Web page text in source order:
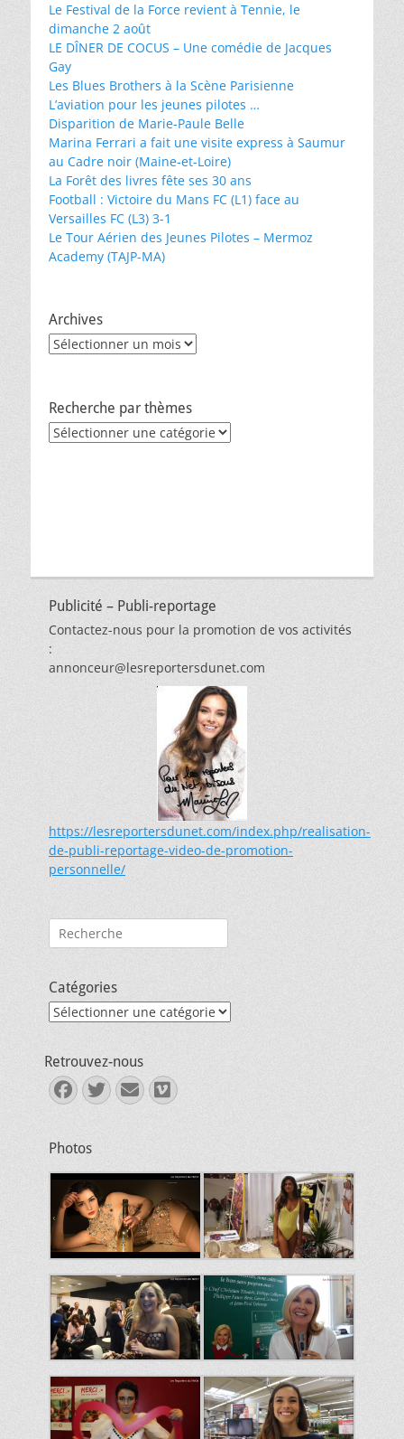
Le Festival de la Force revient à Tennie, le
dimanche 2 août
LE DÎNER DE COCUS – Une comédie de Jacques
Gay
Les Blues Brothers à la Scène Parisienne
L’aviation pour les jeunes pilotes …
Disparition de Marie-Paule Belle
Marina Ferrari a fait une visite express à Saumur
au Cadre noir (Maine-et-Loire)
La Forêt des livres fête ses 30 ans
Football : Victoire du Mans FC (L1) face au
Versailles FC (L3) 3-1
Le Tour Aérien des Jeunes Pilotes – Mermoz
Academy (TAJP-MA)
Archives
Archives
Recherche par thèmes
Recherche
Publicité – Publi-reportage
Contactez-nous pour la promotion de vos activités
:
annonceur@lesreportersdunet.com
https://lesreportersdunet.com/index.php/realisation-
de-publi-reportage-video-de-promotion-
personnelle/
Rechercher :
Catégories
Catégories
Retrouvez-nous
Facebook
Twitter
E-
mail
Vimeo
Photos